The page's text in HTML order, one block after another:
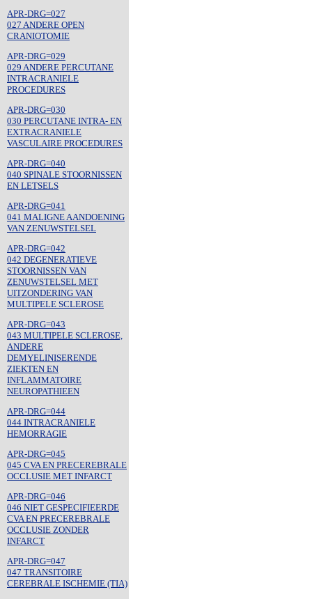
APR-DRG=027
027 ANDERE OPEN
CRANIOTOMIE
APR-DRG=029
029 ANDERE PERCUTANE
INTRACRANIELE
PROCEDURES
APR-DRG=030
030 PERCUTANE INTRA- EN
EXTRACRANIELE
VASCULAIRE PROCEDURES
APR-DRG=040
040 SPINALE STOORNISSEN
EN LETSELS
APR-DRG=041
041 MALIGNE AANDOENING
VAN ZENUWSTELSEL
APR-DRG=042
042 DEGENERATIEVE
STOORNISSEN VAN
ZENUWSTELSEL MET
UITZONDERING VAN
MULTIPELE SCLEROSE
APR-DRG=043
043 MULTIPELE SCLEROSE,
ANDERE
DEMYELINISERENDE
ZIEKTEN EN
INFLAMMATOIRE
NEUROPATHIEEN
APR-DRG=044
044 INTRACRANIELE
HEMORRAGIE
APR-DRG=045
045 CVA EN PRECEREBRALE
OCCLUSIE MET INFARCT
APR-DRG=046
046 NIET GESPECIFIEERDE
CVA EN PRECEREBRALE
OCCLUSIE ZONDER
INFARCT
APR-DRG=047
047 TRANSITOIRE
CEREBRALE ISCHEMIE (TIA)